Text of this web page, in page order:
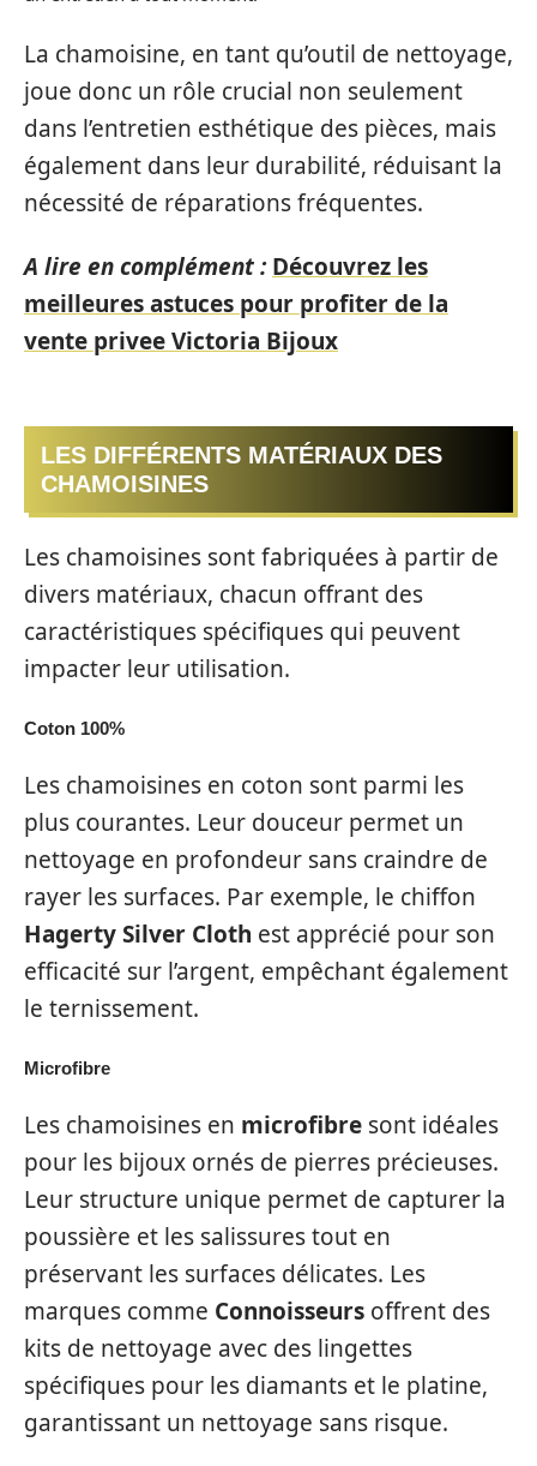
La chamoisine, en tant qu’outil de nettoyage,
joue donc un rôle crucial non seulement
dans l’entretien esthétique des pièces, mais
également dans leur durabilité, réduisant la
nécessité de réparations fréquentes.
A lire en complément : Découvrez les
meilleures astuces pour profiter de la
vente privee Victoria Bijoux
LES DIFFÉRENTS MATÉRIAUX DES
CHAMOISINES
Les chamoisines sont fabriquées à partir de
divers matériaux, chacun offrant des
caractéristiques spécifiques qui peuvent
impacter leur utilisation.
Coton 100%
Les chamoisines en coton sont parmi les
plus courantes. Leur douceur permet un
nettoyage en profondeur sans craindre de
rayer les surfaces. Par exemple, le chiffon
Hagerty Silver Cloth est apprécié pour son
efficacité sur l’argent, empêchant également
le ternissement.
Microfibre
Les chamoisines en microfibre sont idéales
pour les bijoux ornés de pierres précieuses.
Leur structure unique permet de capturer la
poussière et les salissures tout en
préservant les surfaces délicates. Les
marques comme Connoisseurs offrent des
kits de nettoyage avec des lingettes
spécifiques pour les diamants et le platine,
garantissant un nettoyage sans risque.